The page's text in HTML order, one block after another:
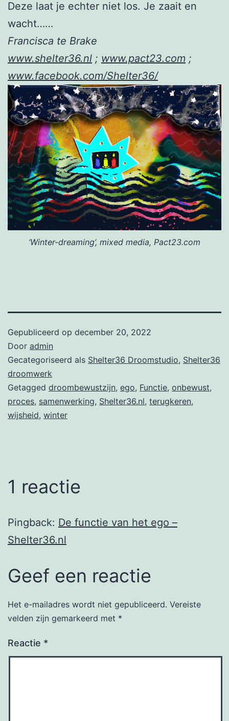
Deze laat je echter niet los. Je zaait en
wacht……
Francisca te Brake
www.shelter36.nl ; www.pact23.com ;
www.facebook.com/Shelter36/
‘Winter-dreaming’, mixed media, Pact23.com
Gepubliceerd op december 20, 2022
Door admin
Gecategoriseerd als Shelter36 Droomstudio, Shelter36
droomwerk
Getagged droombewustzijn, ego, Functie, onbewust,
proces, samenwerking, Shelter36.nl, terugkeren,
wijsheid, winter
1 reactie
Pingback: De functie van het ego –
Shelter36.nl
Geef een reactie
Het e-mailadres wordt niet gepubliceerd. Vereiste
velden zijn gemarkeerd met *
Reactie *